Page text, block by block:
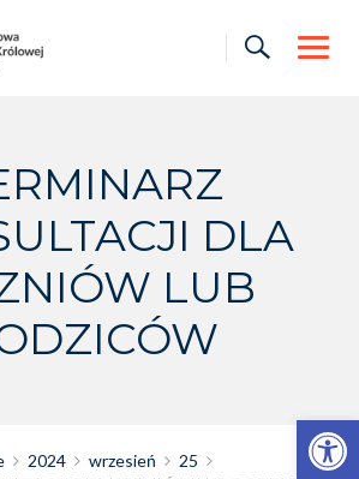
Otwórz pasek narzędzi
DLA
LUB
2024 wrzesień
25